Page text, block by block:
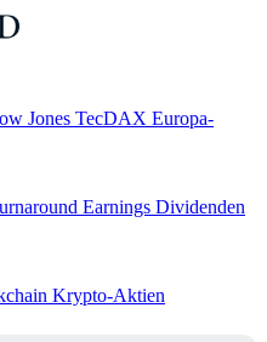
Jones TecDAX Europa-
Earnings Dividenden
Krypto-Aktien